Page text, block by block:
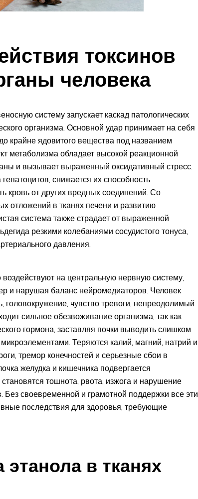
токсинов
человека
систему запускает каскад патологических
организма. Основной удар принимает на себя
крайне ядовитого вещества под названием
метаболизма обладает высокой реакционной
и вызывает выраженный оксидативный стресс.
снижается их способность
кровь от других вредных соединений. Со
отложений в тканях печени и развитию
система также страдает от выраженной
резкими колебаниями сосудистого тонуса,
давления.
на центральную нервную систему,
и нарушая баланс нейромедиаторов. Человек
чувство тревоги, непреодолимый
сильное обезвоживание организма, так как
гормона, заставляя почки выводить слишком
Теряются калий, магний, натрий и
тремор конечностей и серьезные сбои в
желудка и кишечника подвергается
тошнота, рвота, изжога и нарушение
своевременной и грамотной поддержки все эти
последствия для здоровья, требующие
в тканях